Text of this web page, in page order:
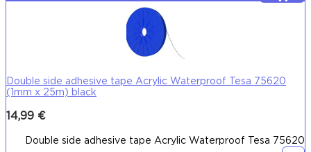
Double side adhesive tape Acrylic Waterproof Tesa 75620
(1mm x 25m) black
14,99 €
Double side adhesive tape Acrylic Waterproof Tesa 75620